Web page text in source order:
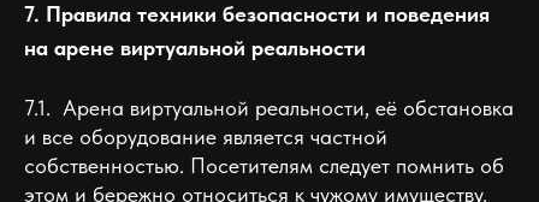
7. Правила техники безопасности и поведения
на арене виртуальной реальности
7.1. Арена виртуальной реальности, её обстановка
и все оборудование является частной
собственностью. Посетителям следует помнить об
этом и бережно относиться к чужому имуществу.